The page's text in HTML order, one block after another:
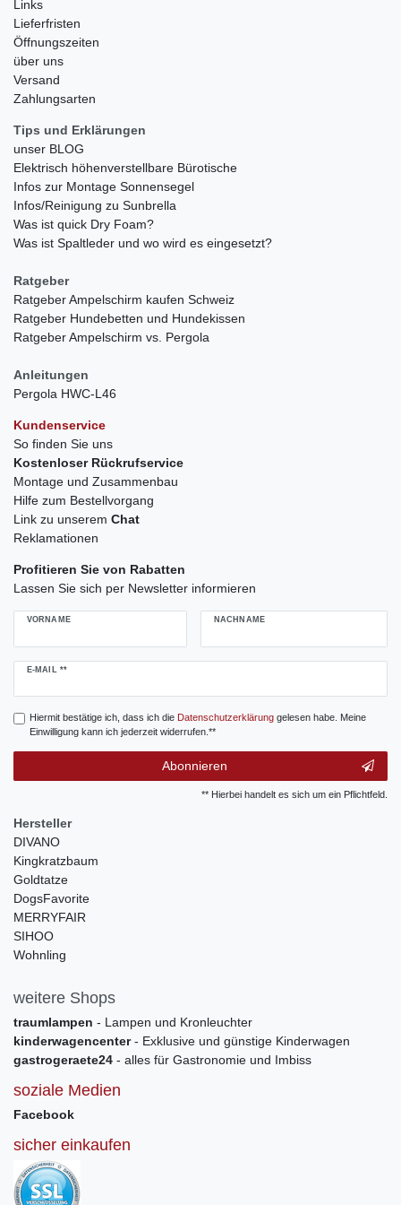
Links
Lieferfristen
Öffnungszeiten
über uns
Versand
Zahlungsarten
Tips und Erklärungen
unser BLOG
Elektrisch höhenverstellbare Bürotische
Infos zur Montage Sonnensegel
Infos/Reinigung zu Sunbrella
Was ist quick Dry Foam?
Was ist Spaltleder und wo wird es eingesetzt?
Ratgeber
Ratgeber Ampelschirm kaufen Schweiz
Ratgeber Hundebetten und Hundekissen
Ratgeber Ampelschirm vs. Pergola
Anleitungen
Pergola HWC-L46
Kundenservice
So finden Sie uns
Kostenloser Rückrufservice
Montage und Zusammenbau
Hilfe zum Bestellvorgang
Link zu unserem Chat
Reklamationen
Profitieren Sie von Rabatten
Lassen Sie sich per Newsletter informieren
VORNAME NACHNAME
E-MAIL **
Newsletter
Hiermit bestätige ich, dass ich die Daten­schutz­erklärunggelesen habe. Meine
Einwilligung kann ich jederzeit widerrufen.**
Abonnieren
** Hierbei handelt es sich um ein Pflichtfeld.
Hersteller
DIVANO
Kingkratzbaum
Goldtatze
DogsFavorite
MERRYFAIR
SIHOO
Wohnling
weitere Shops
traumlampen - Lampen und Kronleuchter
kinderwagencenter- Exklusive und günstige Kinderwagen
gastrogeraete24 - alles für Gastronomie und Imbiss
soziale Medien
Facebook
sicher einkaufen